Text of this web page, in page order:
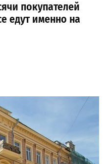
покупателей
едут именно на